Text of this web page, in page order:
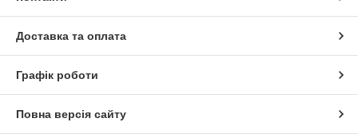
Доставка та оплата
Графік роботи
Повна версія сайту